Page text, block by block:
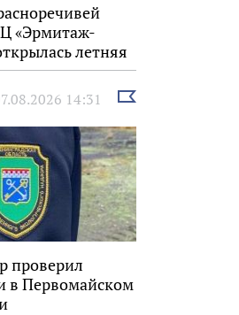
«Эрмитаж-
летняя
14:31
Выбрать
проверил
в Первомайском